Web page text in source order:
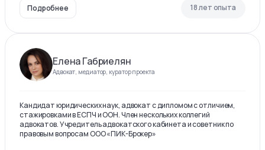
Подробнее 18 лет опыта
Елена Габриелян
Адвокат, медиатор, куратор проекта
Кандидат юридических наук, адвокат с дипломом с отличием,
стажировками в ЕСПЧ и ООН. Член нескольких коллегий
адвокатов. Учредитель адвокатского кабинета и советник по
правовым вопросам ООО «ПИК-Брокер»